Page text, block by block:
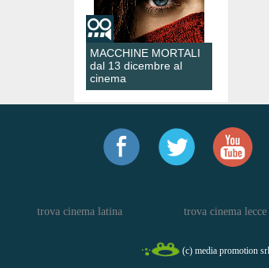
MACCHINE MORTALI
dal 13 dicembre al
cinema
trova cinema latina trova cinema lecce
(c) media promotion